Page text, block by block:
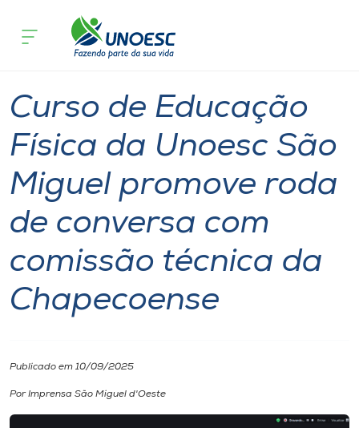
Cursos
Pesquisa
Atendimento ao Estudante
Portal de Ensino
Unoesc
I.nova
Notícia de evento
Curso de Educação
Física da Unoesc São
Miguel promove roda
de conversa com
comissão técnica da
Chapecoense
Publicado em 10/09/2025
Por Imprensa São Miguel d'Oeste